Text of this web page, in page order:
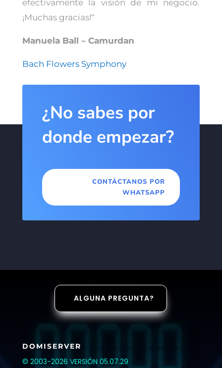
efectivamente la visión de mi negocio.
¡Muchas gracias!“
Manuela Ball – Camurdan
Bach Flowers Symphony
¿No sabes por
donde empezar?
CONTÁCTANOS POR
WHATSAPP
ALGUNA PREGUNTA?
DOMISERVER
© 2003-2026 VERSIÓN 05.07.29